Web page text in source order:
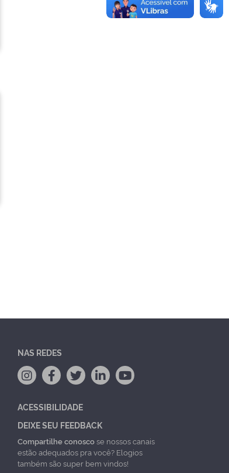
NAS REDES
ACESSIBILIDADE
DEIXE SEU FEEDBACK
Compartilhe conoscose nossos canais
estão adequados pra você? Elogios
também são super bem vindos!